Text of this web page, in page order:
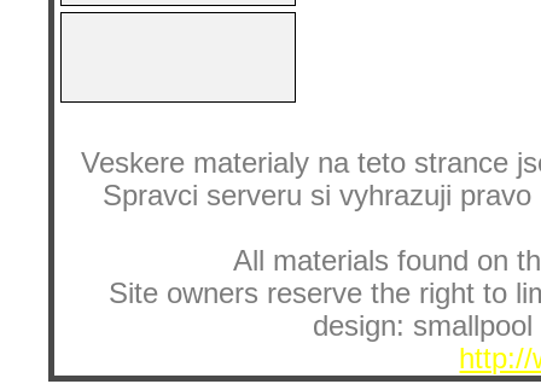
Veskere materialy na teto strance
Spravci serveru si vyhrazuji
All materials found on
Site owners reserve the right to
design:
http://